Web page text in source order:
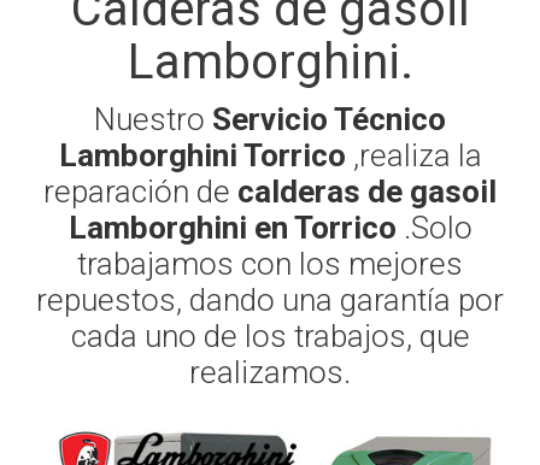
Lamborghini.
Nuestro Servicio Técnico
Lamborghini Torrico ,realiza la
reparación de calderas de gasoil
Lamborghini en Torrico .Solo
trabajamos con los mejores
repuestos, dando una garantía por
cada uno de los trabajos, que
realizamos.